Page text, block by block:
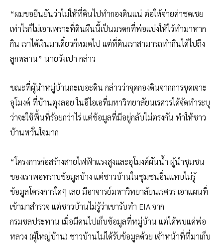
“ผมขอยืนยันว่าไม่ให้ที่ดินไปทำกองดินแน่ ต่อให้จ่ายค่าชดเชย
เท่าไรก็ไม่เอาเพราะที่ดินผืนนี้เป็นมรดกที่พ่อแบ่งให้ไว้ทำมาหาก
กิน เราได้เงินมาเดี๋ยวก็หมดไป แต่ที่ดินเราสามารถทำกินได้ไปถึง
ลูกหลาน” นายวังเปา กล่าว
ขณะที่ผู้นำหมู่บ้านกะเบอะดิน กล่าวว่าจุดกองดินจากการขุดเจาะ
อุโมงค์ ที่บ้านตุงลอย ในอีไอเอที่มหาวิทยาลัยนเรศวรได้จัดทำระบุ
ว่าจะใช้พื้นที่ร้อยกว่าไร่ แต่ข้อมูลที่มีอยู่กลับไม่ตรงกัน ทำให้ชาว
บ้านหวั่นใจมาก
“โครงการก่อสร้างสายไฟฟ้าแรงสูงและอุโมงค์ผันน้ำ ผู้นำชุมชน
ของเราพอทราบข้อมูลบ้าง แต่ชาวบ้านในชุมชนอื่นแทบไม่รู้
ข้อมูลโครงการใดๆ เลย มีอาจารย์มหาวิทยาลัยนเรศวร เอาแผนที่
เข้ามาสำรวจ แต่ชาวบ้านไม่รู้ว่าเขารับทำ EIA จาก
กรมชลประทาน เมื่อมีคนไปเก็บข้อมูลที่หมู่บ้าน แต่ได้พบแค่พ่อ
หลวง (ผู้ใหญ่บ้าน) ชาวบ้านไม่ได้รับข้อมูลด้วย เจ้าหน้าที่ที่มาเก็บ